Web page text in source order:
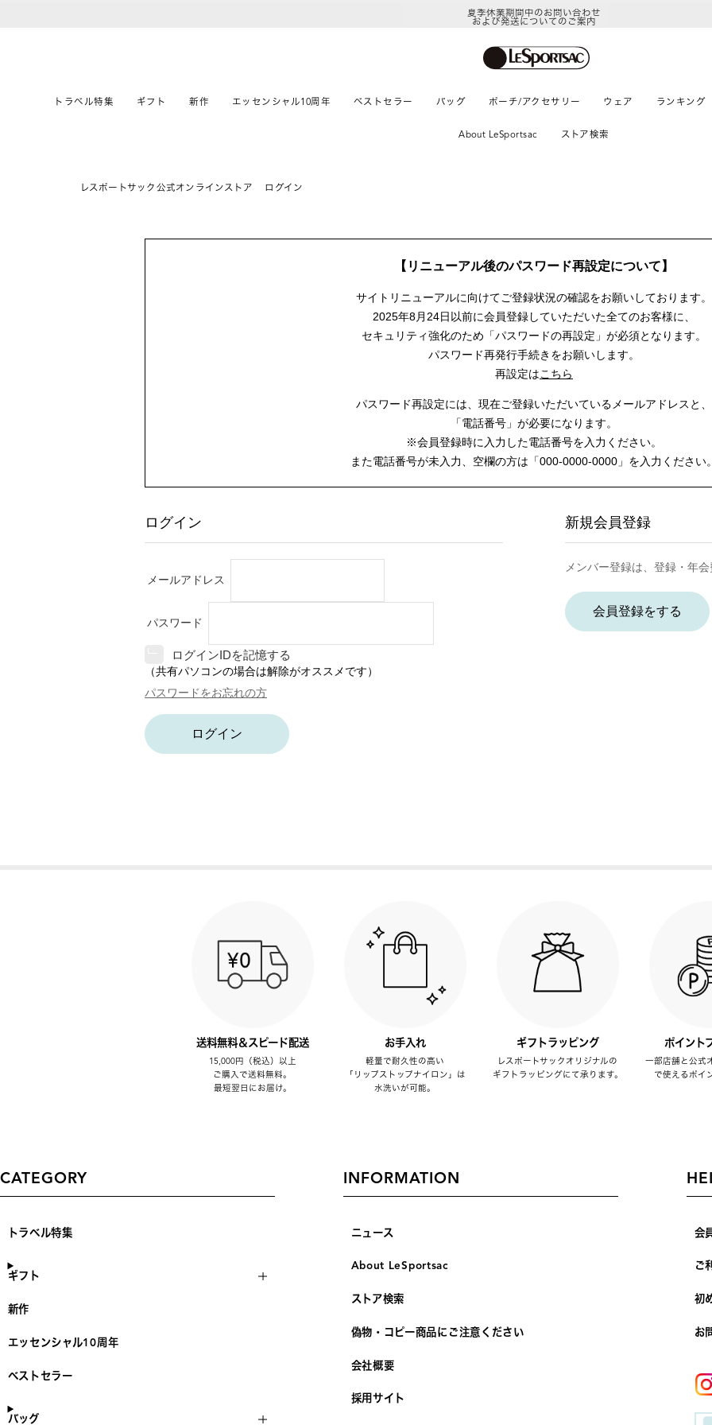
夏季休業期間中のお問い合わせ
および発送についてのご案内
トラベル特集 ギフト 新作 エッセンシャル10周年 ベストセラー バッグ ポーチ/アクセサリー ウェア ランキング
About LeSportsac ストア検索
レスポートサック公式オンラインストア ログイン
【リニューアル後のパスワード再設定について】
サイトリニューアルに向けてご登録状況の確認をお願いしております。
2025年8月24日以前に会員登録していただいた全てのお客様に、
セキュリティ強化のため「パスワードの再設定」が必須となります。
パスワード再発行手続きをお願いします。
再設定はこちら
パスワード再設定には、 現在ご登録いただいているメールアドレスと、
「電話番号」が必要になります。
※会員登録時に入力した電話番号を入力ください。
また電話番号が未入力、空欄の方は 「000-0000-0000」を入力ください。
ログイン
メールアドレス
パスワード
ログインIDを記憶する
（共有パソコンの場合は解除がオススメです）
パスワードをお忘れの方
ログイン
新規会員登録
メンバー登録は、登録・年会
会員登録をする
送料無料＆スピード配送
15,000円（税込）以上
ご購入で送料無料。
最短翌日にお届け。
お手入れ
軽量で耐久性の高い
「リップストップナイロン」は
水洗いが可能。
ギフトラッピング
レスポートサックオリジナルの
ギフトラッピングにて承ります。
ポイント
一部店舗と公式
で使えるポイ
CATEGORY
トラベル特集
ギフト
新作
エッセンシャル10周年
ベストセラー
バッグ
INFORMATION
ニュース
About LeSportsac
ストア検索
偽物・コピー商品にご注意ください
会社概要
採用サイト
会
ご
初
お